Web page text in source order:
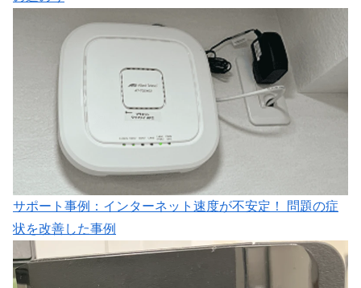
サポート事例：インターネット速度が不安定！ 問題の症
状を改善した事例